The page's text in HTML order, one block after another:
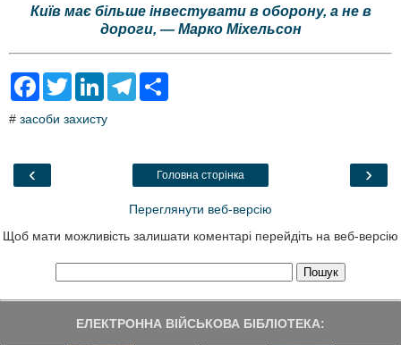
Київ має більше інвестувати в оборону, а не в
дороги, — Марко Міхельсон
F
e
o
T
t
L
k
T
a
# засоби захисту
‹ ›
Головна сторінка
Переглянути веб-версію
Щоб мати можливість залишати коментарі перейдіть на веб-версію
ЕЛЕКТРОННА ВІЙСЬКОВА БІБЛІОТЕКА: